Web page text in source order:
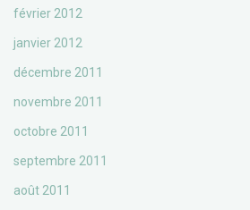
février 2012
janvier 2012
décembre 2011
novembre 2011
octobre 2011
septembre 2011
août 2011